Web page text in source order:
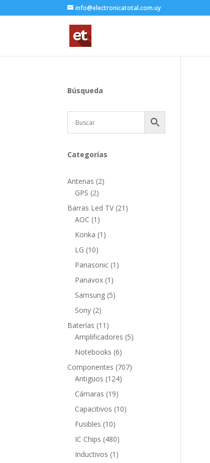
info@electronicatotal.com.uy
Búsqueda
Categorías
Antenas 22
GPS 22
productos
Barras Led TV 21 21
AOC 1 1
producto
Konka 1 1
LG 1010
productos
Panasonic 1 1
Panavox 1 1
producto
Samsung 55
Sony 22
productos
Baterías 11 11
productos
Amplificadores 55
Notebooks 66
productos
Componentes 707707
Antiguos 124124
Cámaras 1919
productos
Capacitivos 1010
Fusibles 1010
productos
IC Chips 480480
productos
Inductivos 1 1